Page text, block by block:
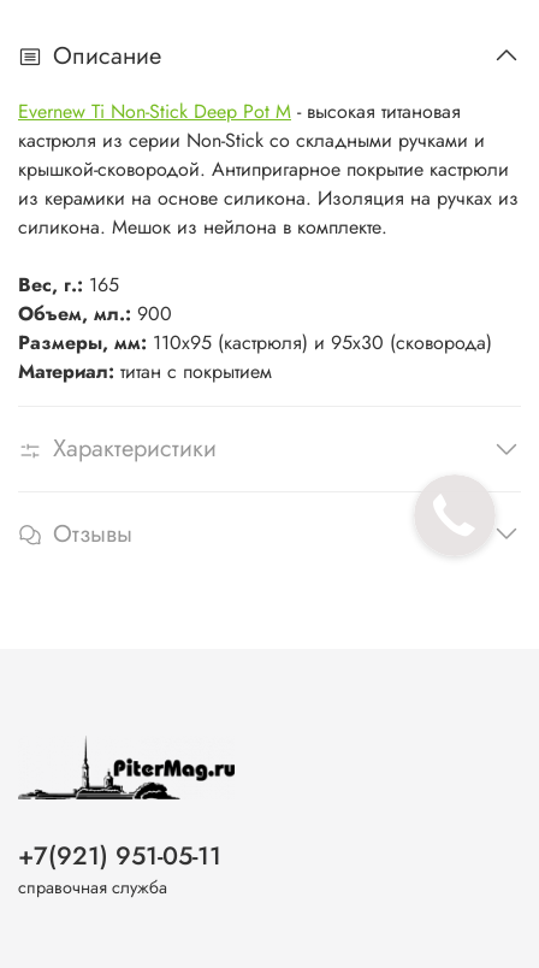
Описание
Evernew Ti Non-Stick Deep Pot M - высокая титановая
кастрюля из серии Non-Stick со складными ручками и
крышкой-сковородой. Антипригарное покрытие кастрюли
из керамики на основе силикона. Изоляция на ручках из
силикона. Мешок из нейлона в комплекте.
Вес, г.: 165
Объем, мл.: 900
Размеры, мм: 110х95 (кастрюля) и 95x30 (сковорода)
Материал: титан с покрытием
Характеристики
Отзывы
+7(921) 951-05-11
справочная служба